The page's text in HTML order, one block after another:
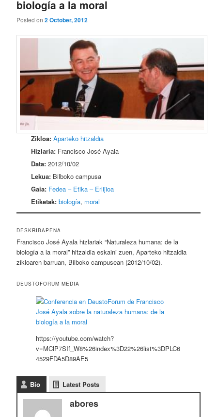
biología a la moral
Posted on2 October, 2012
Zikloa: Aparteko hitzaldia
Hizlaria: Francisco José Ayala
Data: 2012/10/02
Lekua: Bilboko campusa
Gaia: Fedea – Etika – Erlijioa
Etiketak: biología, moral
DESKRIBAPENA
Francisco José Ayala hizlariak “Naturaleza humana: de la
biología a la moral” hitzaldia eskaini zuen, Aparteko hitzaldia
zikloaren barruan, Bilboko campusean (2012/10/02).
DEUSTOFORUM MEDIA
https://youtube.com/watch?
v=MClP7SIf_W8%26index%3D22%26list%3DPLC6
4529FDA5D89AE5
Bio Latest Posts
abores